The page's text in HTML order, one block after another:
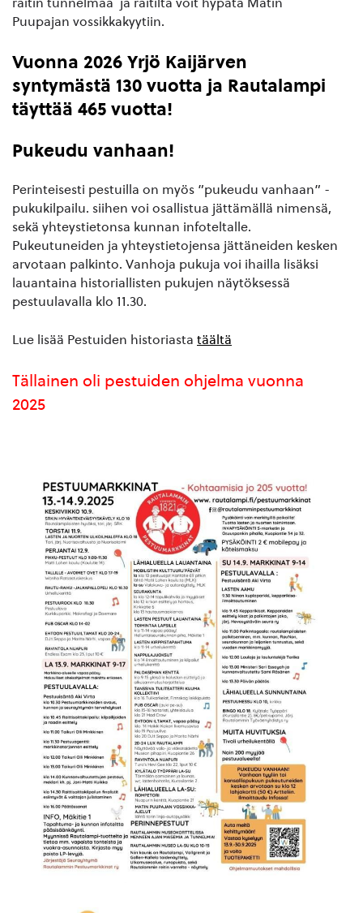
raitin tunnelmaa ja raitilta voit hypätä Matin
Puupajan vossikkakyytiin.
Vuonna 2026 Yrjö Kaijärven
syntymästä 130 vuotta ja Rautalampi
täyttää 465 vuotta!
Pukeudu vanhaan!
Perinteisesti pestuilla on myös ”pukeudu vanhaan” -
pukukilpailu. siihen voi osallistua jättämällä nimensä,
sekä yhteystietonsa kunnan infoteltalle.
Pukeutuneiden ja yhteystietojensa jättäneiden kesken
arvotaan palkinto. Vanhoja pukuja voi ihailla lisäksi
lauantaina historiallisten pukujen näytöksessä
pestuulavalla klo 11.30.
Lue lisää Pestuiden historiasta täältä
Tällainen oli pestuiden ohjelma vuonna
2025